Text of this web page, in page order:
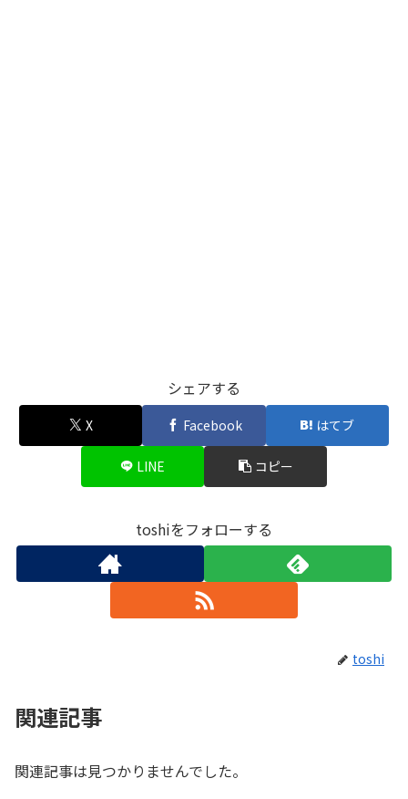
シェアする
X Facebook はてブ
LINE コピー
toshiをフォローする
toshi
関連記事
関連記事は見つかりませんでした。